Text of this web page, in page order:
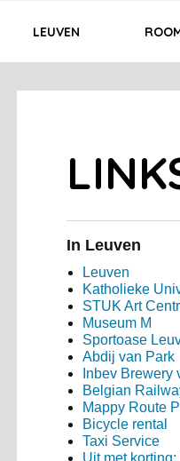
LEUVEN
In Leuven
Leuven
Katholieke
STUK Art
Museum M
Sportoase
Abdij van Park
Inbev Brewery
Belgian
Mappy Route
Bicycle rental
Taxi Service
Uit met